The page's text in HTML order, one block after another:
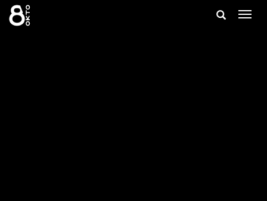
Zum
Inhalt
springen
Suche